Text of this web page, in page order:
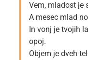
Vem, mladost je
A mesec mlad
In vonj je tvojih
opoj.
Objem je dveh